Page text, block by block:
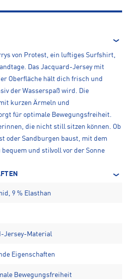
von Protest, ein luftiges Surfshirt,
Das Jacquard-Jersey mit
Oberfläche hält dich frisch und
der Wasserspaß wird. Die
kurzen Ärmeln und
für optimale Bewegungsfreiheit.
die nicht still sitzen können. Ob
oder Sandburgen baust, mit dem
und stilvoll vor der Sonne
9 % Elasthan
Jersey-Material
Eigenschaften
Bewegungsfreiheit